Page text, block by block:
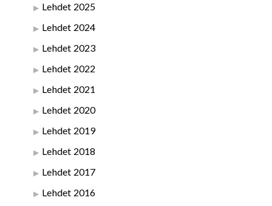
Lehdet 2025
Lehdet 2024
Lehdet 2023
Lehdet 2022
Lehdet 2021
Lehdet 2020
Lehdet 2019
Lehdet 2018
Lehdet 2017
Lehdet 2016